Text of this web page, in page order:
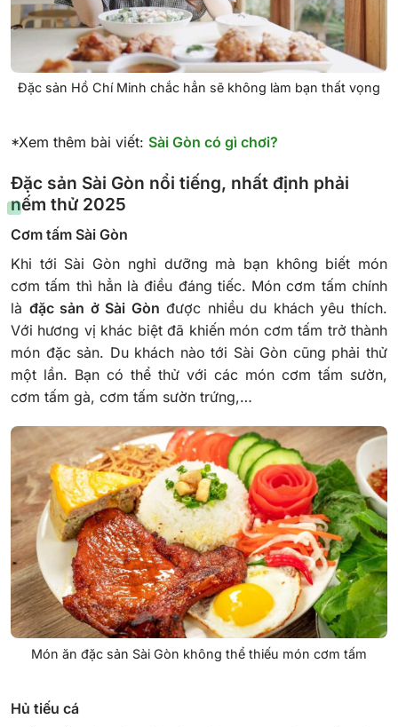
Đặc sản Hồ Chí Minh chắc hẳn sẽ không làm bạn thất vọng
*Xem thêm bài viết: Sài Gòn có gì chơi?
Đặc sản Sài Gòn nổi tiếng, nhất định phải
nếm thử 2025
Cơm tấm Sài Gòn
Khi tới Sài Gòn nghỉ dưỡng mà bạn không biết món
cơm tấm thì hẳn là điều đáng tiếc. Món cơm tấm chính
là đặc sản ở Sài Gòn được nhiều du khách yêu thích.
Với hương vị khác biệt đã khiến món cơm tấm trở thành
món đặc sản. Du khách nào tới Sài Gòn cũng phải thử
một lần. Bạn có thể thử với các món cơm tấm sườn,
cơm tấm gà, cơm tấm sườn trứng,…
Món ăn đặc sản Sài Gòn không thể thiếu món cơm tấm
Hủ tiếu cá